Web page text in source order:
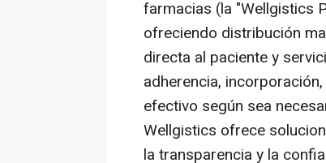
farmacias (la "Wellgistics
ofreciendo distribución
directa al paciente y
adherencia,
efectivo según sea
Wellgistics ofrece
la transparencia y la